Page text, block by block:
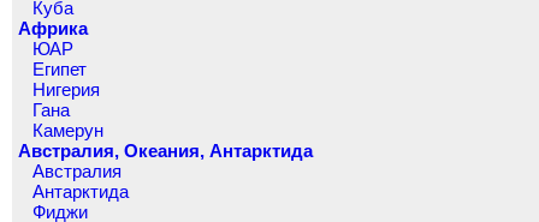
Куба
Африка
ЮАР
Египет
Нигерия
Гана
Камерун
Австралия, Океания, Антарктида
Австралия
Антарктида
Фиджи